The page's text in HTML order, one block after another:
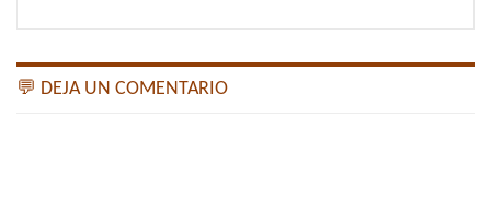
💬 DEJA UN COMENTARIO